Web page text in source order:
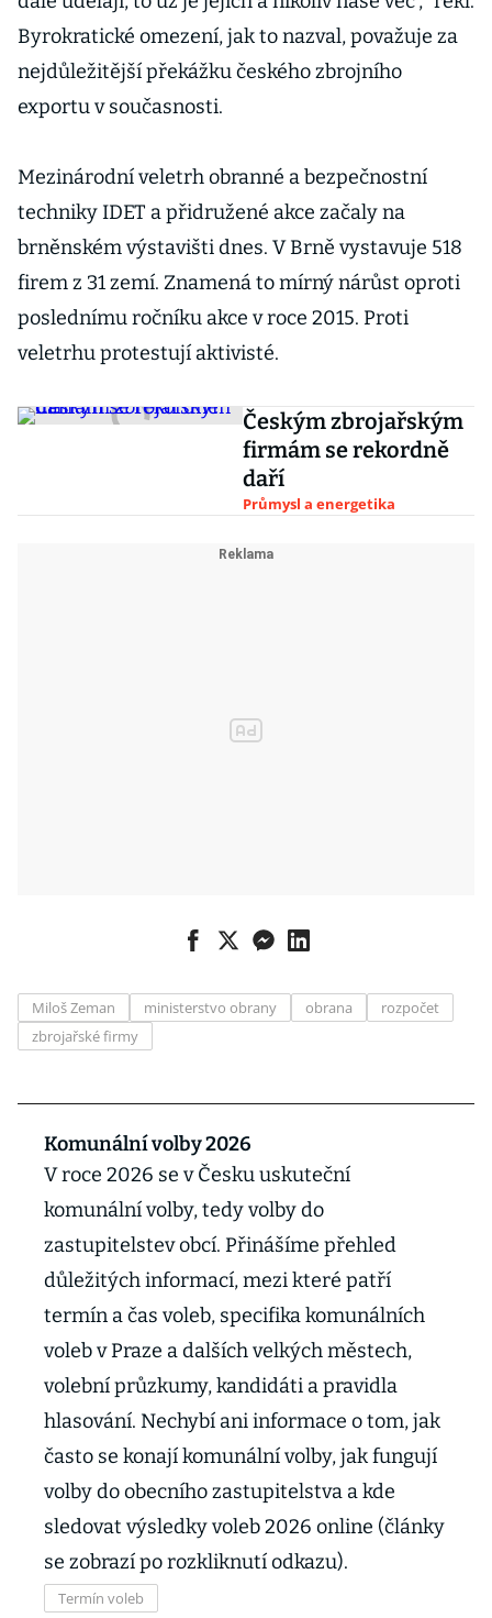
Byrokratické omezení, jak to nazval, považuje za
nejdůležitější překážku českého zbrojního
exportu v současnosti.
Mezinárodní veletrh obranné a bezpečnostní
techniky IDET a přidružené akce začaly na
brněnském výstavišti dnes. V Brně vystavuje 518
firem z 31 zemí. Znamená to mírný nárůst oproti
poslednímu ročníku akce v roce 2015. Proti
veletrhu protestují aktivisté.
Českým zbrojařským
firmám se rekordně
daří
Průmysl a energetika
Miloš Zeman ministerstvo obrany obrana
rozpočet
zbrojařské firmy
Komunální volby 2026
V roce 2026 se v Česku uskuteční
komunální volby, tedy volby do
zastupitelstev obcí. Přinášíme přehled
důležitých informací, mezi které patří
termín a čas voleb, specifika komunálních
voleb v Praze a dalších velkých městech,
volební průzkumy, kandidáti a pravidla
hlasování. Nechybí ani informace o tom, jak
často se konají komunální volby, jak fungují
volby do obecního zastupitelstva a kde
sledovat výsledky voleb 2026 online (články
se zobrazí po rozkliknutí odkazu).
Termín voleb